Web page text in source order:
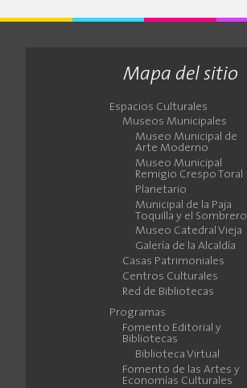
Mapa del sitio
Espacios Culturales
Museos Municipales
Museo Municipal de
Arte Moderno
Museo Municipal
Remigio Crespo Toral
Planetario
Municipal de la Paja
Toquilla y el Sombrero
Museo Catedral Vieja
Galería de la Alcaldía
Casas Patrimoniales
Centros Culturales
Red de Bibliotecas
Programas
Fomento Editorial y
Bibliotecas
Biblioteca Virtual
Fomento de las Artes y
Economías Culturales